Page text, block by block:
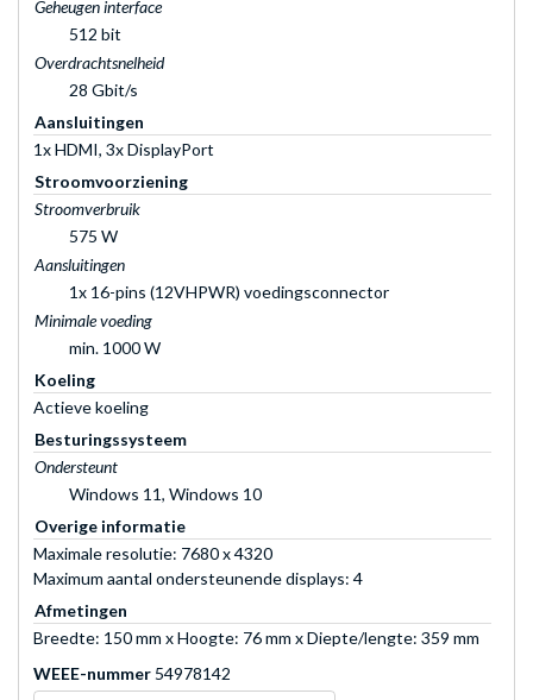
Geheugen interface
512 bit
Overdrachtsnelheid
28 Gbit/s
Aansluitingen
1x HDMI, 3x DisplayPort
Stroomvoorziening
Stroomverbruik
575 W
Aansluitingen
1x 16-pins (12VHPWR) voedingsconnector
Minimale voeding
min. 1000 W
Koeling
Actieve koeling
Besturingssysteem
Ondersteunt
Windows 11, Windows 10
Overige informatie
Maximale resolutie: 7680 x 4320
Maximum aantal ondersteunende displays: 4
Afmetingen
Breedte: 150 mm x Hoogte: 76 mm x Diepte/lengte: 359 mm
WEEE-nummer 54978142